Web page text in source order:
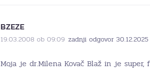
BZEZE
19.03.2008 ob 09:09 zadnji odgovor
Moja je dr.Milena Kovač Blaž in je super,